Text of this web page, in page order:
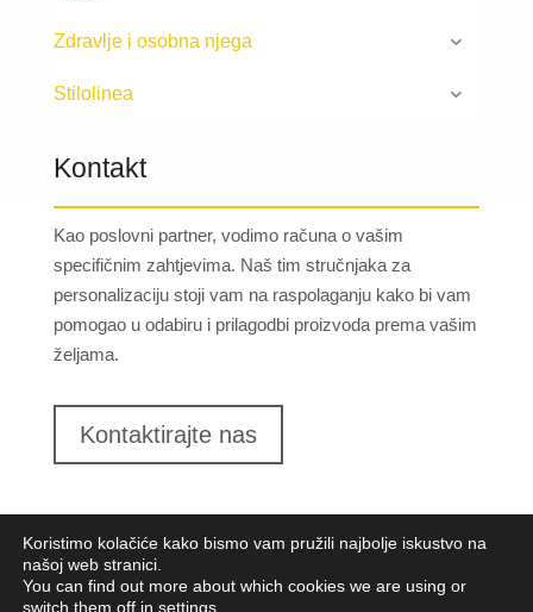
Zdravlje i osobna njega
Stilolinea
Kontakt
Kao poslovni partner, vodimo računa o vašim
specifičnim zahtjevima. Naš tim stručnjaka za
personalizaciju stoji vam na raspolaganju kako bi vam
pomogao u odabiru i prilagodbi proizvoda prema vašim
željama.
Kontaktirajte nas
Koristimo kolačiće kako bismo vam pružili najbolje iskustvo na
našoj web stranici.
You can find out more about which cookies we are using or
switch them off in settings